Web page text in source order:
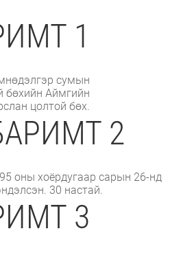
1
сумын
бөхийн Аймгийн
цолтой бөх.
2
оны хоёрдугаар сарын 26-нд
30 настай.
3